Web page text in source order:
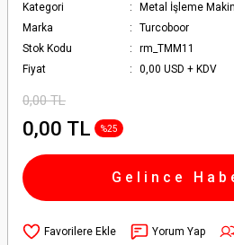
Kategori
Metal İşleme
Marka
Turcoboor
Stok Kodu
rm_TMM11
Fiyat
0,00 USD + KDV
0,00 TL
0,00 TL %25
Gelince
Yorum Yap